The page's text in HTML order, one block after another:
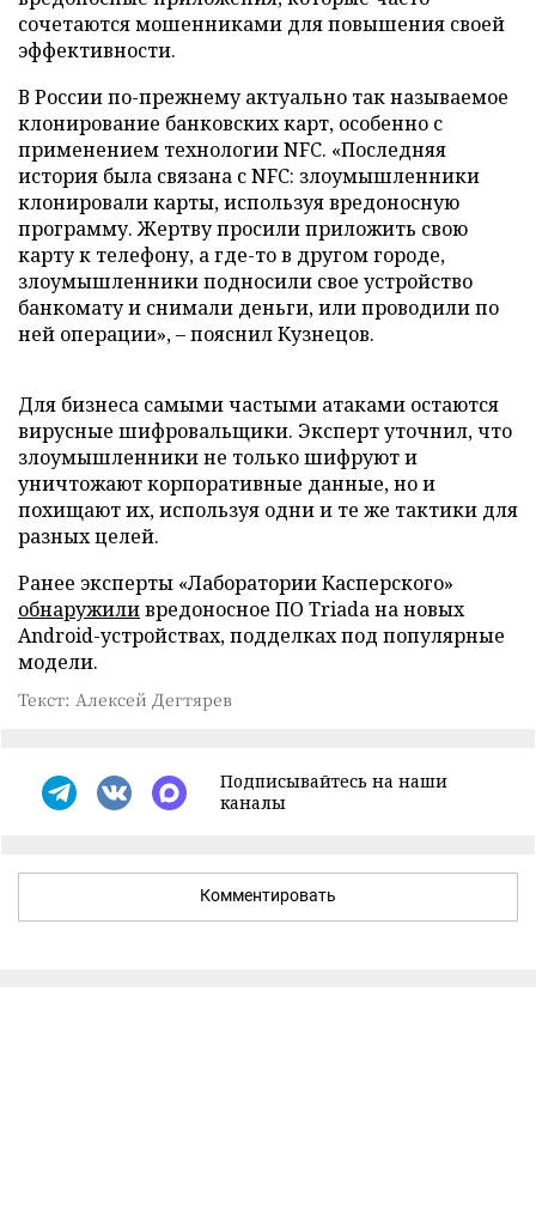
сочетаются мошенниками для повышения своей
эффективности.
В России по-прежнему актуально так называемое
клонирование банковских карт, особенно с
применением технологии NFC. «Последняя
история была связана с NFC: злоумышленники
клонировали карты, используя вредоносную
программу. Жертву просили приложить свою
карту к телефону, а где-то в другом городе,
злоумышленники подносили свое устройство
банкомату и снимали деньги, или проводили по
ней операции», – пояснил Кузнецов.
Для бизнеса самыми частыми атаками остаются
вирусные шифровальщики. Эксперт уточнил, что
злоумышленники не только шифруют и
уничтожают корпоративные данные, но и
похищают их, используя одни и те же тактики для
разных целей.
Ранее эксперты «Лаборатории Касперского»
обнаружиливредоносное ПО Triada на новых
Android-устройствах, подделках под популярные
модели.
Текст: Алексей Дегтярев
Подписывайтесь на наши
каналы
Комментировать